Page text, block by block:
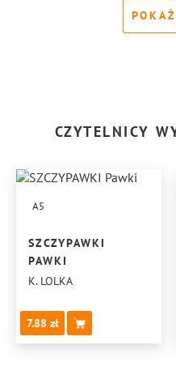
CZYTELNICY
A5
SZCZYPAWKI
PAWKI
K. LOLKA
7.88